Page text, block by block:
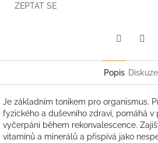
ZEPTAT SE
Popis Diskuze
Je základním tonikem pro organismus.
fyzického a duševního zdraví, pomáhá v
vyčerpání během rekonvalescence.
vitamínů a minerálů a přispívá jako